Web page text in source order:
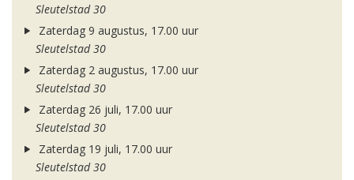
Sleutelstad 30
Zaterdag 9 augustus, 17.00 uur
Sleutelstad 30
Zaterdag 2 augustus, 17.00 uur
Sleutelstad 30
Zaterdag 26 juli, 17.00 uur
Sleutelstad 30
Zaterdag 19 juli, 17.00 uur
Sleutelstad 30